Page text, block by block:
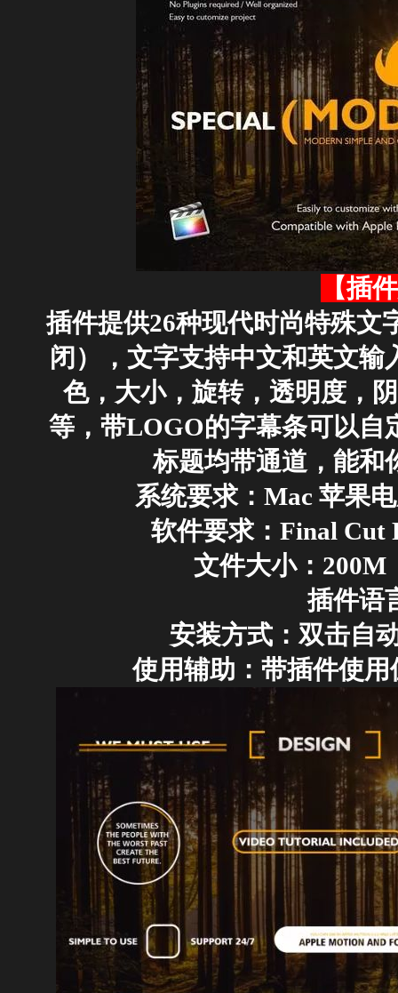
【插
插件提供26种现代时尚特殊文
闭），文字支持中文和英文
色，大小，旋转，透明度，
等，带LOGO的字幕条可以自
标题均带通道，能和
系统要求： Mac 苹果
软件要求： Final Cut
文件大小： 200M
插件语
安装方式： 双击自
使用辅助： 带插件使